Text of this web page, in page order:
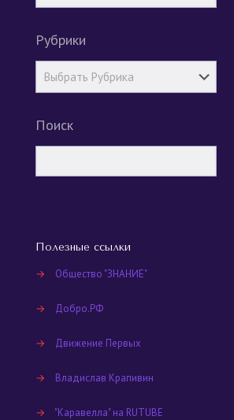
Рубрики
Поиск
Полезные ссылки
→ Общество "ЗНАНИЕ"
→ Добро.РФ
→ Движение Первых
→ Владислав Крапивин
→ "Каравелла" на RUTUBE